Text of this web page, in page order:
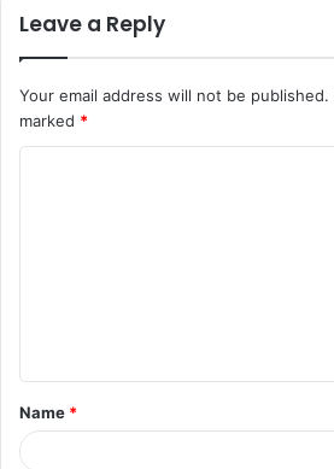
Leave a Reply
Your email address will not be published.
marked *
t
*
Name *